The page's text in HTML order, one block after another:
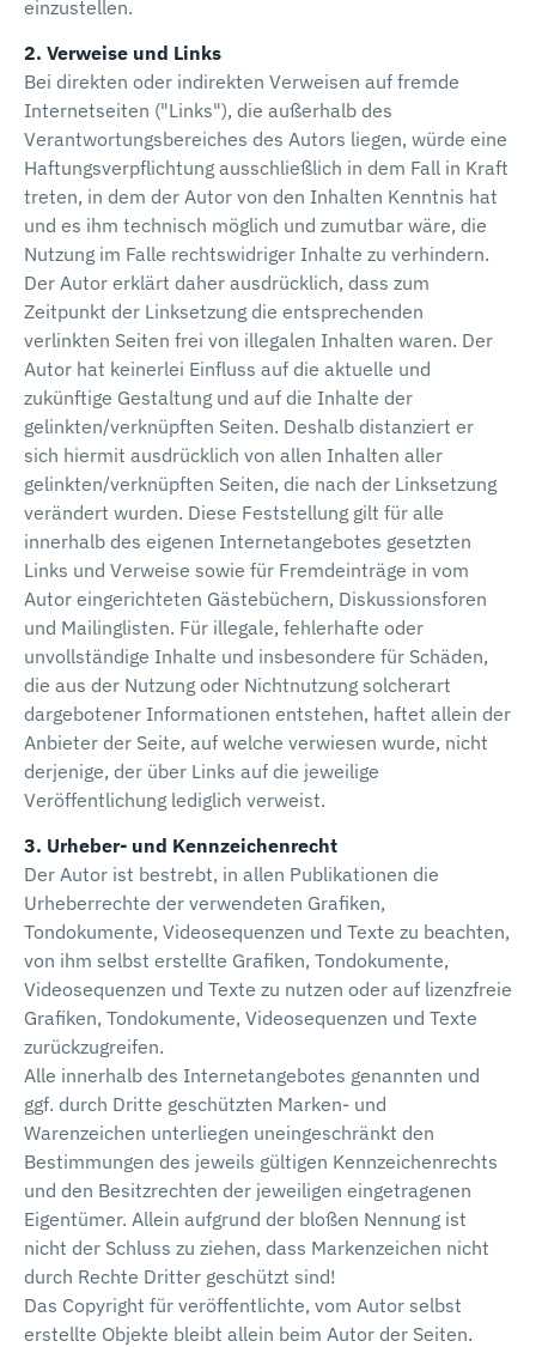
einzustellen.
2. Verweise und Links
Bei direkten oder indirekten Verweisen auf fremde
Internetseiten ("Links"), die außerhalb des
Verantwortungsbereiches des Autors liegen, würde eine
Haftungsverpflichtung ausschließlich in dem Fall in Kraft
treten, in dem der Autor von den Inhalten Kenntnis hat
und es ihm technisch möglich und zumutbar wäre, die
Nutzung im Falle rechtswidriger Inhalte zu verhindern.
Der Autor erklärt daher ausdrücklich, dass zum
Zeitpunkt der Linksetzung die entsprechenden
verlinkten Seiten frei von illegalen Inhalten waren. Der
Autor hat keinerlei Einfluss auf die aktuelle und
zukünftige Gestaltung und auf die Inhalte der
gelinkten/verknüpften Seiten. Deshalb distanziert er
sich hiermit ausdrücklich von allen Inhalten aller
gelinkten/verknüpften Seiten, die nach der Linksetzung
verändert wurden. Diese Feststellung gilt für alle
innerhalb des eigenen Internetangebotes gesetzten
Links und Verweise sowie für Fremdeinträge in vom
Autor eingerichteten Gästebüchern, Diskussionsforen
und Mailinglisten. Für illegale, fehlerhafte oder
unvollständige Inhalte und insbesondere für Schäden,
die aus der Nutzung oder Nichtnutzung solcherart
dargebotener Informationen entstehen, haftet allein der
Anbieter der Seite, auf welche verwiesen wurde, nicht
derjenige, der über Links auf die jeweilige
Veröffentlichung lediglich verweist.
3. Urheber- und Kennzeichenrecht
Der Autor ist bestrebt, in allen Publikationen die
Urheberrechte der verwendeten Grafiken,
Tondokumente, Videosequenzen und Texte zu beachten,
von ihm selbst erstellte Grafiken, Tondokumente,
Videosequenzen und Texte zu nutzen oder auf lizenzfreie
Grafiken, Tondokumente, Videosequenzen und Texte
zurückzugreifen.
Alle innerhalb des Internetangebotes genannten und
ggf. durch Dritte geschützten Marken- und
Warenzeichen unterliegen uneingeschränkt den
Bestimmungen des jeweils gültigen Kennzeichenrechts
und den Besitzrechten der jeweiligen eingetragenen
Eigentümer. Allein aufgrund der bloßen Nennung ist
nicht der Schluss zu ziehen, dass Markenzeichen nicht
durch Rechte Dritter geschützt sind!
Das Copyright für veröffentlichte, vom Autor selbst
erstellte Objekte bleibt allein beim Autor der Seiten.